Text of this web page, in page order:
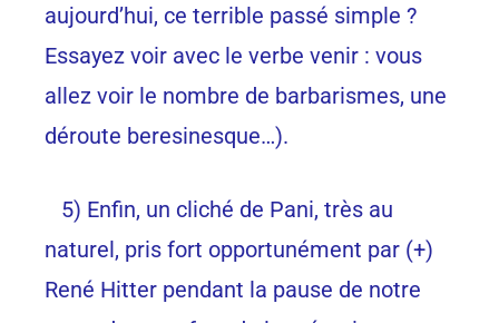
aujourd’hui, ce terrible passé simple ?
Essayez voir avec le verbe venir : vous
allez voir le nombre de barbarismes, une
déroute beresinesque…).
5) Enfin, un cliché de Pani, très au
naturel, pris fort opportunément par (+)
René Hitter pendant la pause de notre